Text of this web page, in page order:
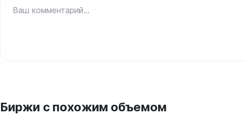
Ваш комментарий...
Биржи с похожим объемом